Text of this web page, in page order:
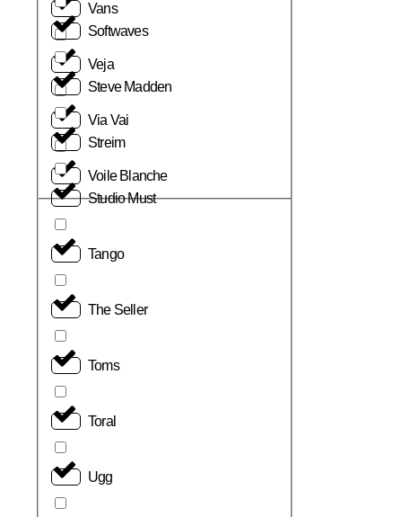
Vans
Veja
Via Vai
Voile Blanche
Softwaves
Steve Madden
Streim
Studio Must
Tango
The Seller
Toms
Toral
Ugg